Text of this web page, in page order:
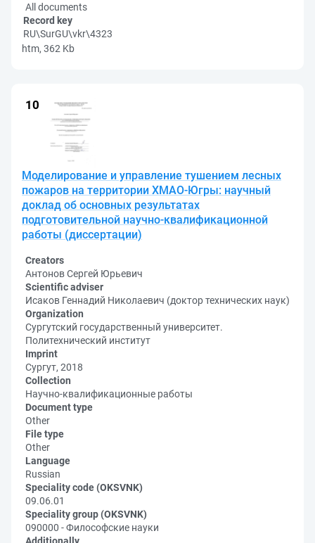
All documents
Record key
RU\SurGU\vkr\4323
htm, 362 Kb
Моделирование и управление тушением лесных
пожаров на территории ХМАО-Югры: научный
доклад об основных результатах
подготовительной научно-квалификационной
работы (диссертации)
Creators
Антонов Сергей Юрьевич
Scientific adviser
Исаков Геннадий Николаевич (доктор технических наук)
Organization
Сургутский государственный университет.
Политехнический институт
Imprint
Сургут, 2018
Collection
Научно-квалификационные работы
Document type
Other
File type
Other
Language
Russian
Speciality code (OKSVNK)
09.06.01
Speciality group (OKSVNK)
090000 - Философские науки